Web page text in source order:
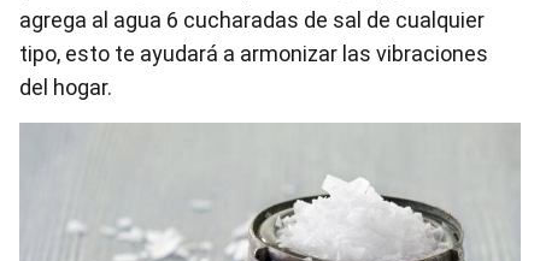
agrega al agua 6 cucharadas de sal de cualquier
tipo, esto te ayudará a armonizar las vibraciones
del hogar.